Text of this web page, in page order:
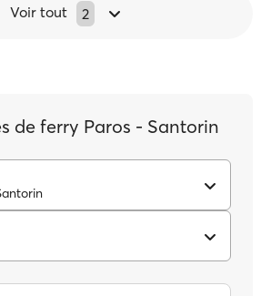
Voir tout 2
de ferry Paros - Santorin